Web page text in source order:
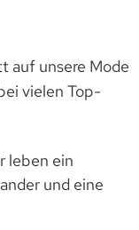
auf unsere Mode
vielen Top-
leben ein
und eine